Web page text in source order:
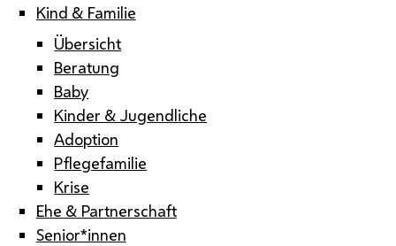
Kind & Familie
Übersicht
Beratung
Baby
Kinder & Jugendliche
Adoption
Pflegefamilie
Krise
Ehe & Partnerschaft
Senior*innen